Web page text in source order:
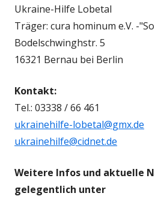
Ukraine-Hilfe Lobetal
Träger: cura hominum e.V. -
Bodelschwinghstr. 5
16321 Bernau bei Berlin
Kontakt:
Tel.: 03338 / 66 461
ukrainehilfe-lobetal@gmx.de
ukrainehilfe@cidnet.de
Weitere Infos und aktuelle
gelegentlich unter